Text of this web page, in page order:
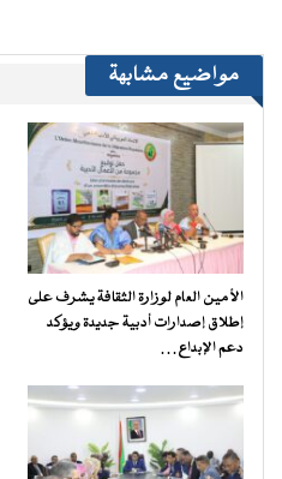
مواضيع مشابهة
الأمين العام لوزارة الثقافة يشرف على
إطلاق إصدارات أدبية جديدة ويؤكد
دعم الإبداع…